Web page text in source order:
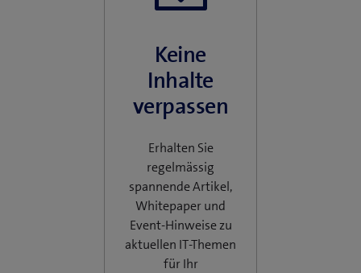
Keine
Inhalte
verpassen
Erhalten Sie
regelmässig
spannende Artikel,
Whitepaper und
Event-Hinweise zu
aktuellen IT-Themen
für Ihr